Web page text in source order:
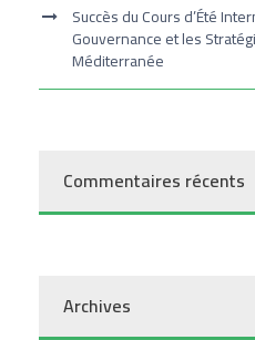
Succès du Cours d’Été
Gouvernance et les
Méditerranée
Commentaires récents
Archives